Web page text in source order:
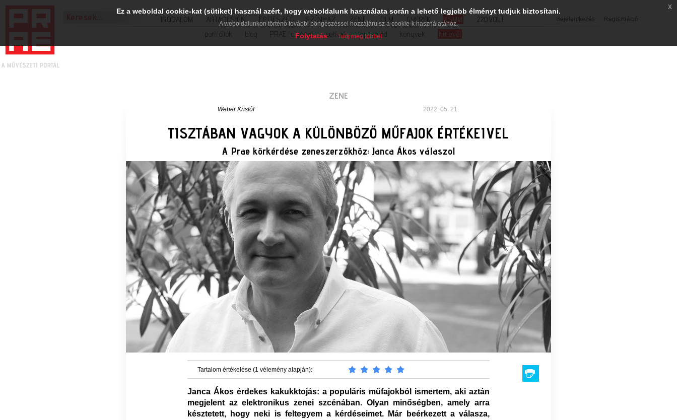
Bejelentkezés Regisztráció
IRODALOM ART&DESIGN ÉPÍTÉSZET SZÍNHÁZ ZENE FILM GYEREK KSMM
220VOLT
portfóliók
blog PRAE folyóirat petíció lapcsalád könyvek hírlevél
ZENE
Weber Kristóf 2022. 05. 21.
TISZTÁBAN VAGYOK A KÜLÖNBÖZŐ MŰFAJOK ÉRTÉKEIVEL
A Prae körkérdése zeneszerzőkhöz: Janca Ákos válaszol
Tartalom értékelése (1 vélemény alapján):
Janca Ákos érdekes kakukktojás: a populáris műfajokból ismertem, aki aztán
megjelent az elektronikus zenei szcénában. Olyan minőségben, amely arra
késztetett, hogy neki is feltegyem a kérdéseimet. Már beérkezett a válasza,
Ez a weboldal cookie-kat (sütiket) használ azért, hogy weboldalunk használata során a lehető legjobb élményt tudjuk biztosítani.
A weboldalunkon történő további böngészéssel hozzájárulsz a cookie-k használatához.
Folytatás Tudj meg többet
x